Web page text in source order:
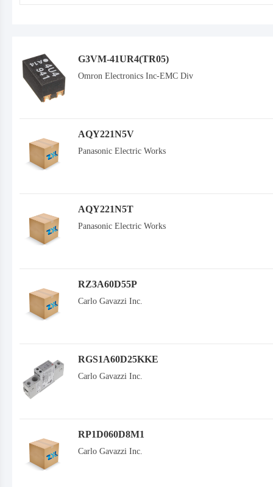
G3VM-41UR4(TR05)
Omron Electronics Inc-EMC Div
AQY221N5V
Panasonic Electric Works
AQY221N5T
Panasonic Electric Works
RZ3A60D55P
Carlo Gavazzi Inc.
RGS1A60D25KKE
Carlo Gavazzi Inc.
RP1D060D8M1
Carlo Gavazzi Inc.